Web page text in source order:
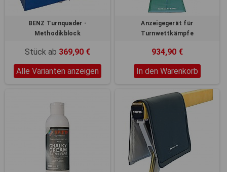
BENZ Turnquader -
Methodikblock
Stück ab 369,90 €
Alle Varianten anzeigen
Anzeigegerät für
Turnwettkämpfe
934,90 €
In den Warenkorb